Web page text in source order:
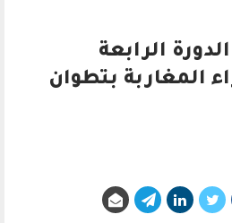
الرابعة
المغاربة بتطوان